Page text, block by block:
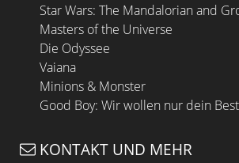
Star Wars: The Mandalorian and
Masters of the Universe
Die Odyssee
Vaiana
Minions & Monster
Good Boy: Wir wollen nur dein
KONTAKT UND MEHR